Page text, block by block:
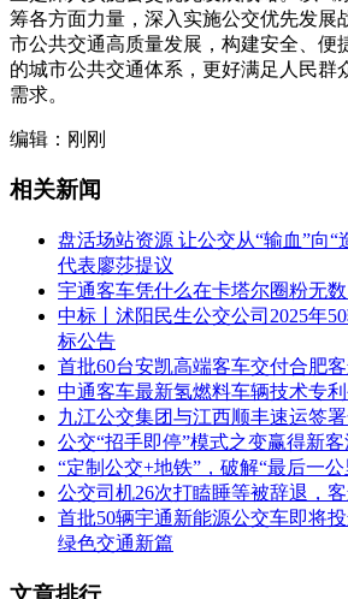
筹各方面力量，深入实施公交优先发展
市公共交通高质量发展，构建安全、便
的城市公共交通体系，更好满足人民群
需求。
编辑：刚刚
相关新闻
盘活场站资源 让公交从“输血”向“
代表廖莎提议
宇通客车凭什么在卡塔尔圈粉无数
中标丨沭阳民生公交公司2025年
标公告
首批60台安凯高端客车交付合肥
中通客车最新氢燃料车辆技术专
九江公交集团与江西顺丰速运签
公交“招手即停”模式之变赢得新
“定制公交+地铁”，破解“最后一
公交司机26次打瞌睡等被辞退，
首批50辆宇通新能源公交车即将
绿色交通新篇